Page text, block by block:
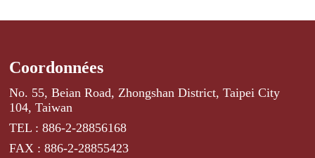
Coordonnées
No. 55, Beian Road, Zhongshan District, Taipei City
104, Taiwan
TEL : 886-2-28856168
FAX : 886-2-28855423